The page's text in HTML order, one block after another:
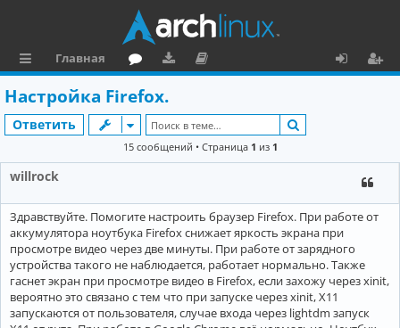
ы
л
к
Главная
ру
м
ру
зк
и
ку
м
е
та
ц
и
я
р
ц
Настройка Firefox.
Ответить
15 сообщений • Страница 1 из 1
willrock
Здравствуйте. Помогите настроить браузер Firefox. При работе от
аккумулятора ноутбука Firefox снижает яркость экрана при
просмотре видео через две минуты. При работе от зарядного
устройства такого не наблюдается, работает нормально. Также
гаснет экран при просмотре видео в Firefox, если захожу через xinit,
вероятно это связано с тем что при запуске через xinit, Х11
запускаются от пользователя, случае входа через lightdm запуск